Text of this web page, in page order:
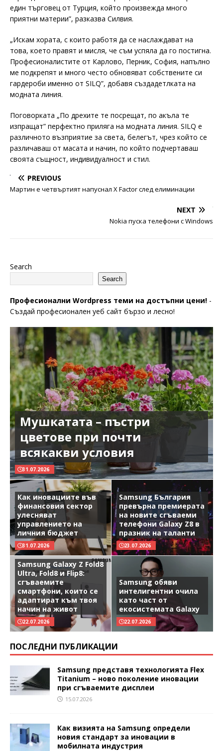
един търговец от Турция, който произвежда много
приятни материи”, разказва Силвия.
„Искам хората, с които работя да се наслаждават на
това, което правят и мисля, че съм успяла да го постигна.
Професионалистите от Карлово, Перник, София, напълно
ме подкрепят и много често обновяват собствените си
гардероби именно от SILQ”, добавя създадетлката на
модната линия.
Поговорката „По дрехите те посрещат, по акъла те
изпращат” перфектно приляга на модната линия. SILQ е
различното възприятие за света, белегът, чрез който се
различаваш от масата и начин, по който подчертаваш
своята същност, индивидуалност и стил.
PREVIOUS
Мартин е четвъртият напуснал X Factor след елиминации
NEXT
Nokia пуска телефони с Windows
Search
Search
Професионални Wordpress теми на достъпни цени! -
Създай професионален уеб сайт бързо и лесно!
Мушкатата – пъстри
цветове при почти
всякакви условия
31.07.2026
Как иновациите във
финансовия сектор
улесняват
управлението на
личния бюджет
31.07.2026
Samsung България
превърна премиерата
на новите сгъваеми
телефони Galaxy Z8 в
празник на таланти
23.07.2026
Samsung Galaxy Z Fold8
Ultra, Fold8 и Flip8:
сгъваемите
смартфони, които се
адаптират към твоя
начин на живот
22.07.2026
Samsung обяви
интелигентни очила
като част от
екосистемата Galaxy
22.07.2026
ПОСЛЕДНИ ПУБЛИКАЦИИ
Samsung представя технологията Flex
Titanium – ново поколение иновации
при сгъваемите дисплеи
15.07.2026
Как визията на Samsung определи
новия стандарт за иновации в
мобилната индустрия